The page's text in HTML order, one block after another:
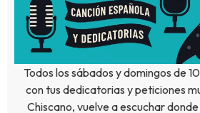
Todos los sábados y domingos de
con tus dedicatorias y peticiones
Chiscano, vuelve a escuchar